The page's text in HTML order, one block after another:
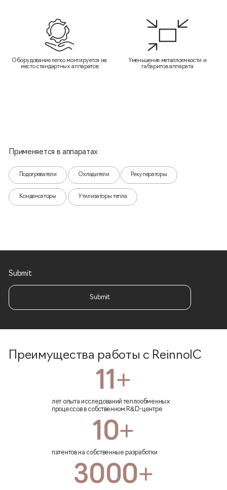
Оборудование легко монтируется на
место стандартных аппаратов
Уменьшение металлоемкости и
габаритов аппарата
Применяется в аппаратах
Подогреватели Охладители Рекуператоры
Конденсаторы Утилизаторы тепла
Submit
Submit
Преимущества работы с ReinnolC
11+
лет опыта исследований теплообменных
процессов в собственном R&D-центре
10+
патентов на собственные разработки
3000+